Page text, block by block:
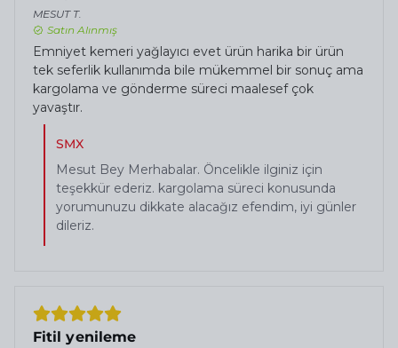
MESUT T.
Satın Alınmış
Emniyet kemeri yağlayıcı evet ürün harika bir ürün
tek seferlik kullanımda bile mükemmel bir sonuç ama
kargolama ve gönderme süreci maalesef çok
yavaştır.
SMX
Mesut Bey Merhabalar. Öncelikle ilginiz için
teşekkür ederiz. kargolama süreci konusunda
yorumunuzu dikkate alacağız efendim, iyi günler
dileriz.
Fitil yenileme